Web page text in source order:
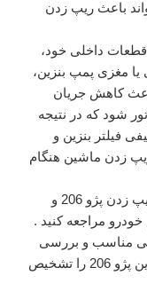
باعث ریپ زدن
داخلی خود،
یا مغزی پمپ بنزین،
کاهش جریان
شود که در نتیجه
کثیفی فیلتر بنزین و
زدن ماشین هنگام
در هر صورت، برای تشخیص دقیق دلیل ریپ زدن پژو 206 و
مراجعه کنید .
مناسب و بررسی
دقیق ، مشکلات مربوط به مغزی پمپ بنزین پژو 206 را تشخیص